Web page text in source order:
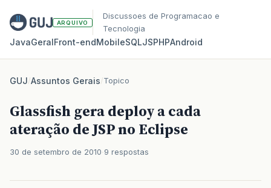
ARQUIVO
Discussoes de Programacao e
Tecnologia
JavaGeralFront‑endMobileSQLJSPHPAndroid
GUJ/Assuntos Gerais/Topico
Glassfish gera deploy a cada
ateração de JSP no Eclipse
30 de setembro de 2010 9 respostas